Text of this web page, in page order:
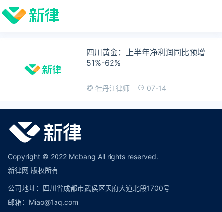
四川黄金：上半年净利润同比预增
51%-62%
牡丹江律师 07-14
Copyright © 2022 Mcbang All rights reserved.
新律网 版权所有
公司地址：四川省成都市武侯区天府大道北段1700号
邮箱：Miao@1aq.com